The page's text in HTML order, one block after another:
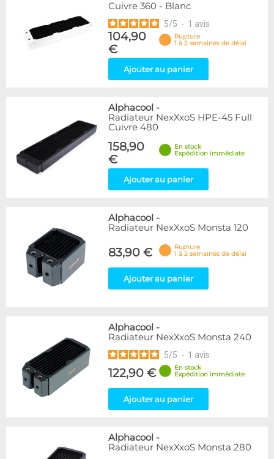
Cuivre 360 - Blanc
5/5 - 1 avis
104,90
€
Rupture
1 à 2 semaines de délai
Ajouter au panier
Alphacool -
Radiateur NexXxoS HPE-45 Full
Cuivre 480
158,90
€
En stock
Expédition immédiate
Ajouter au panier
Alphacool -
Radiateur NexXxoS Monsta 120
83,90 €
Rupture
1 à 2 semaines de délai
Ajouter au panier
Alphacool -
Radiateur NexXxoS Monsta 240
5/5 - 1 avis
122,90 €
En stock
Expédition immédiate
Ajouter au panier
Alphacool -
Radiateur NexXxoS Monsta 280